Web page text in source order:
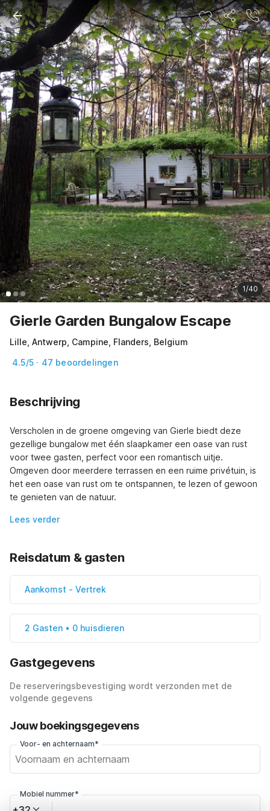
1/40
Gierle Garden Bungalow Escape
Lille, Antwerp, Campine, Flanders, Belgium
4.5/5 · 47 beoordelingen
Beschrijving
Verscholen in de groene omgeving van Gierle biedt deze
gezellige bungalow met één slaapkamer een oase van rust
voor twee gasten, perfect voor een romantisch uitje.
Omgeven door meerdere terrassen en een ruime privétuin, is
het een oase van rust om te ontspannen, te lezen of gewoon
te genieten van de natuur.
Lees verder
Reisdatum & gasten
Aankomst - Vertrek
2 Gasten • 0 huisdieren
Gastgegevens
De reserveringsbevestiging wordt verzonden met de
volgende gegevens
Jouw boekingsgegevens
Voor- en achternaam*
Mobiel nummer*